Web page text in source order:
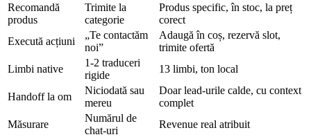
Recomandă
produs
Trimite la
categorie
Produs specific, în stoc, la preț
corect
Execută acțiuni
„Te contactăm
noi”
Adaugă în coș, rezervă slot,
trimite ofertă
Limbi native
1-2 traduceri
rigide
13 limbi, ton local
Handoff la om
Niciodată sau
mereu
Doar lead-urile calde, cu context
complet
Măsurare
Numărul de
chat-uri
Revenue real atribuit